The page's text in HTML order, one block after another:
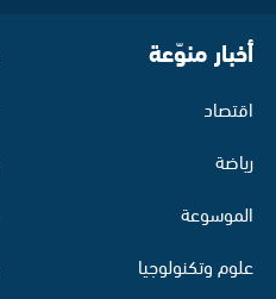
أخبار منوّعة
اقتصاد
رياضة
الموسوعة
علوم وتكنولوجيا